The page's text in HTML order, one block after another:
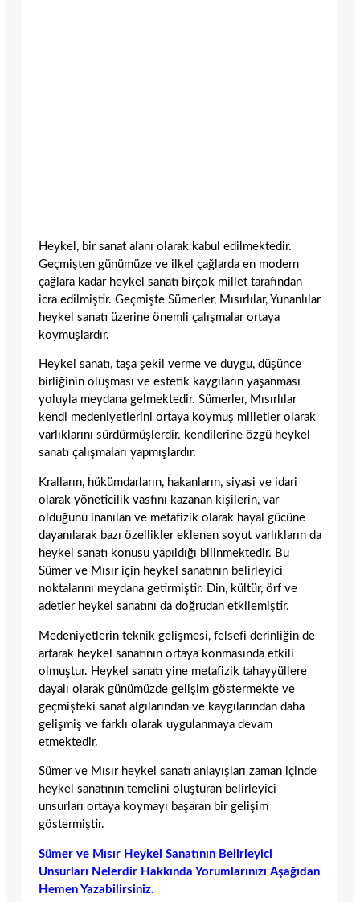
Heykel, bir sanat alanı olarak kabul edilmektedir.
Geçmişten günümüze ve ilkel çağlarda en modern
çağlara kadar heykel sanatı birçok millet tarafından
icra edilmiştir. Geçmişte Sümerler, Mısırlılar, Yunanlılar
heykel sanatı üzerine önemli çalışmalar ortaya
koymuşlardır.
Heykel sanatı, taşa şekil verme ve duygu, düşünce
birliğinin oluşması ve estetik kaygıların yaşanması
yoluyla meydana gelmektedir. Sümerler, Mısırlılar
kendi medeniyetlerini ortaya koymuş milletler olarak
varlıklarını sürdürmüşlerdir. kendilerine özgü heykel
sanatı çalışmaları yapmışlardır.
Kralların, hükümdarların, hakanların, siyasi ve idari
olarak yöneticilik vasfını kazanan kişilerin, var
olduğunu inanılan ve metafizik olarak hayal gücüne
dayanılarak bazı özellikler eklenen soyut varlıkların da
heykel sanatı konusu yapıldığı bilinmektedir. Bu
Sümer ve Mısır için heykel sanatının belirleyici
noktalarını meydana getirmiştir. Din, kültür, örf ve
adetler heykel sanatını da doğrudan etkilemiştir.
Medeniyetlerin teknik gelişmesi, felsefi derinliğin de
artarak heykel sanatının ortaya konmasında etkili
olmuştur. Heykel sanatı yine metafizik tahayyüllere
dayalı olarak günümüzde gelişim göstermekte ve
geçmişteki sanat algılarından ve kaygılarından daha
gelişmiş ve farklı olarak uygulanmaya devam
etmektedir.
Sümer ve Mısır heykel sanatı anlayışları zaman içinde
heykel sanatının temelini oluşturan belirleyici
unsurları ortaya koymayı başaran bir gelişim
göstermiştir.
Sümer ve Mısır Heykel Sanatının Belirleyici
Unsurları Nelerdir Hakkında Yorumlarınızı Aşağıdan
Hemen Yazabilirsiniz.